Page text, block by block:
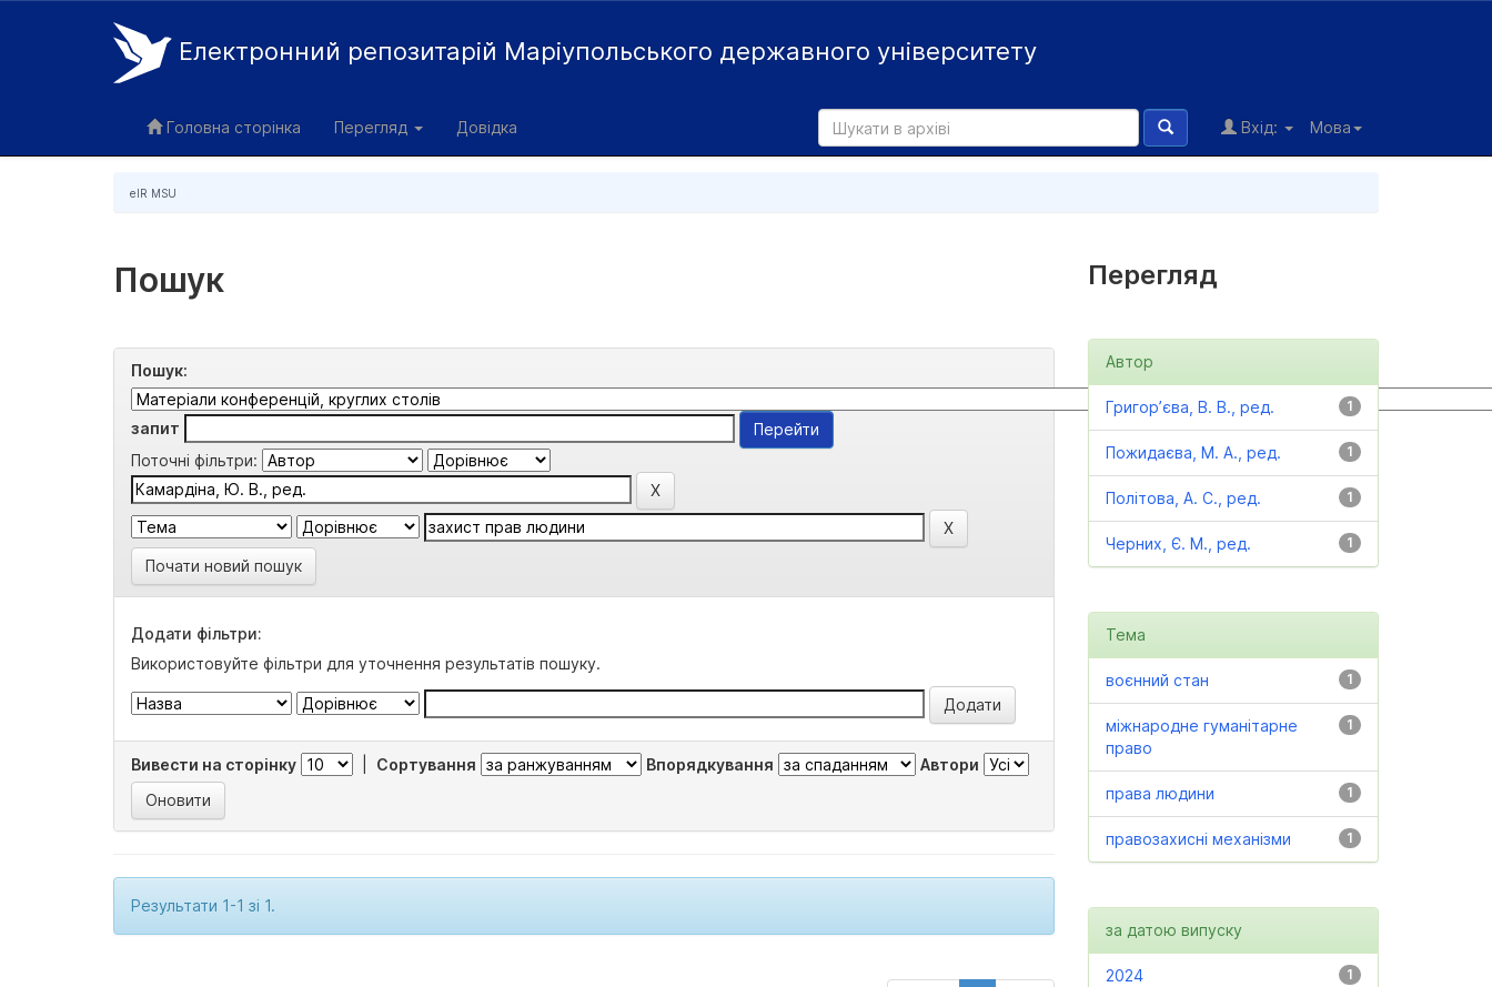
Електронний репозитарій Маріупольського державного університету
Головна сторінка Перегляд Довідка Мова
Вхід:
eIR MSU
Пошук
Пошук:
запит
Поточні фільтри:
Почати новий пошук
Додати фільтри:
Використовуйте фільтри для уточнення результатів пошуку.
Вивести на сторінку Сортування Впорядкування Автори
Результати 1-1 зі 1.
Перегляд
Автор
1
Григор’єва, В. В., ред.
1
Пожидаєва, М. А., ред.
1
Політова, А. С., ред.
1
Черних, Є. М., ред.
Тема
1
воєнний стан
1
міжнародне гуманітарне
право
1
права людини
1
правозахисні механізми
за датою випуску
1
2024